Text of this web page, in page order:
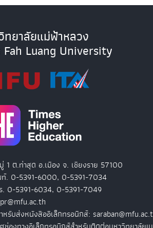
ทยาลัยแม่ฟ้าหลวง
Fah Luang University
1 ต.ท่าสุด อ.เมือง จ. เชียงราย 57100
. 0-5391-6000, 0-5391-7034
. 0-5391-6034, 0-5391-7049
หรับส่งหนังสืออิเล็กทรอนิกส์: